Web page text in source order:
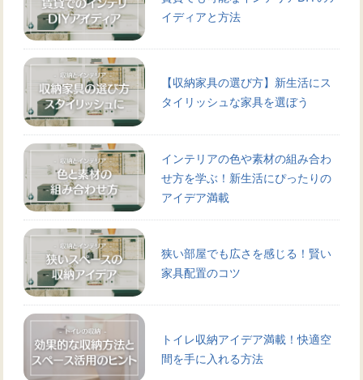
イディアと方法
【収納家具の選び方】新生活にス
タイリッシュな家具を選ぼう
インテリアの色や素材の組み合わ
せ方を学ぶ！新生活にぴったりの
アイデア満載
狭い部屋でも広さを感じる！賢い
家具配置のコツ
トイレ収納アイデア満載！快適空
間を手に入れる方法